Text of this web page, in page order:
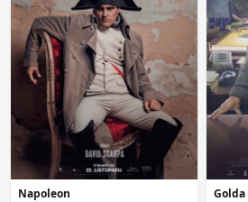
Napoleon